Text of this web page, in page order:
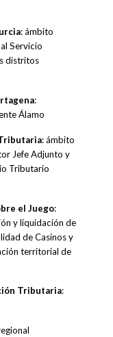
: ámbito
Servicio
distritos
:
Álamo
: ámbito
Jefe Adjunto y
Tributario
el Juego:
y liquidación de
de Casinos y
territorial de
Tributaria: